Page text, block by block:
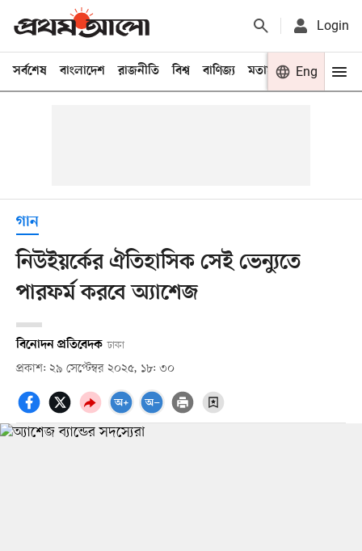
Login
সর্বশেষ বাংলাদেশ রাজনীতি বিশ্ব বাণিজ্য মতামত খেলা
Eng
গান
নিউইয়র্কের ঐতিহাসিক সেই ভেন্যুতে
পারফর্ম করবে অ্যাশেজ
বিনোদন প্রতিবেদক ঢাকা
প্রকাশ: ২৯ সেপ্টেম্বর ২০২৫, ১৮: ৩০